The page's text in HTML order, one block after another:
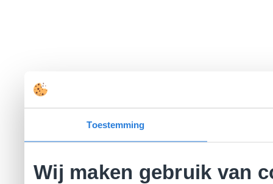
Toestemming
Wij maken gebruik van